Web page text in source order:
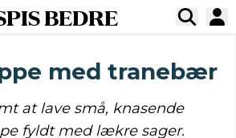
BEDRE
med tranebær
at lave små, knasende
fyldt med lækre sager.